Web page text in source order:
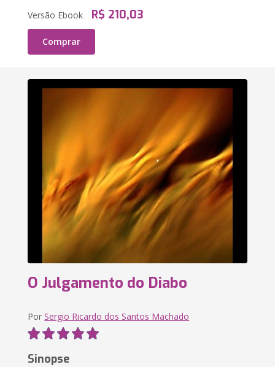
Versão Ebook R$ 210,03
Comprar
O Julgamento do Diabo
PorSergio Ricardo dos Santos Machado
Sinopse